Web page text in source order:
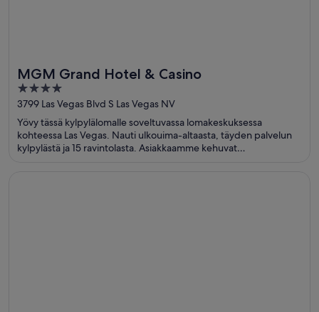
MGM Grand Hotel & Casino
4
out
of
5
3799 Las Vegas Blvd S Las Vegas NV
Yövy tässä kylpylälomalle soveltuvassa lomakeskuksessa
kohteessa Las Vegas. Nauti ulkouima-altaasta, täyden palvelun
kylpylästä ja 15 ravintolasta. Asiakkaamme kehuvat